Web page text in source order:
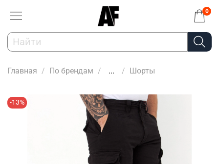
0
Главная По брендам ... Шорты
-13%